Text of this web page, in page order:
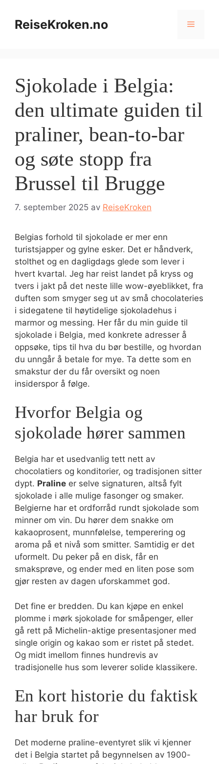
innholdReiseKroken.no Meny
Sjokolade i Belgia:
den ultimate guiden til
praliner, bean-to-bar
og søte stopp fra
Brussel til Brugge
7. september 2025 av ReiseKroken
Belgias forhold til sjokolade er mer enn
turistsjapper og gylne esker. Det er håndverk,
stolthet og en dagligdags glede som lever i
hvert kvartal. Jeg har reist landet på kryss og
tvers i jakt på det neste lille wow-øyeblikket, fra
duften som smyger seg ut av små chocolateries
i sidegatene til høytidelige sjokoladehus i
marmor og messing. Her får du min guide til
sjokolade i Belgia, med konkrete adresser å
oppsøke, tips til hva du bør bestille, og hvordan
du unngår å betale for mye. Ta dette som en
smakstur der du får oversikt og noen
insiderspor å følge.
Hvorfor Belgia og
sjokolade hører sammen
Belgia har et usedvanlig tett nett av
chocolatiers og konditorier, og tradisjonen sitter
dypt. Praline er selve signaturen, altså fylt
sjokolade i alle mulige fasonger og smaker.
Belgierne har et ordforråd rundt sjokolade som
minner om vin. Du hører dem snakke om
kakaoprosent, munnfølelse, temperering og
aroma på et nivå som smitter. Samtidig er det
uformelt. Du peker på en disk, får en
smaksprøve, og ender med en liten pose som
gjør resten av dagen uforskammet god.
Det fine er bredden. Du kan kjøpe en enkel
plomme i mørk sjokolade for småpenger, eller
gå rett på Michelin-aktige presentasjoner med
single origin og kakao som er ristet på stedet.
Og midt imellom finnes hundrevis av
tradisjonelle hus som leverer solide klassikere.
En kort historie du faktisk
har bruk for
Det moderne praline-eventyret slik vi kjenner
det i Belgia startet på begynnelsen av 1900-